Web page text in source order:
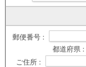
郵便番号 :
都道府県 :
ご住所 :